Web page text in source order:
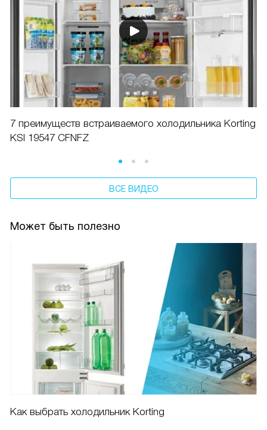
7 преимуществ встраиваемого холодильника Korting
KSI 19547 CFNFZ
ВСЕ ВИДЕО
Может быть полезно
Как выбрать холодильник Korting